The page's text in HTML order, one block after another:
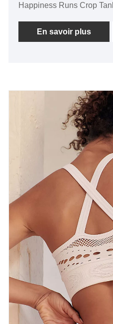
Happiness Runs Crop
adhérerons toujours à
avec des méthodes de
horizons venus visiter,
négociations commerciales.
En savoir plus